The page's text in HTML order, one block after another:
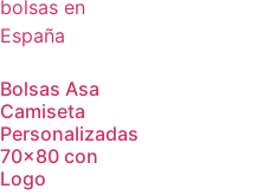
Bolsas Asa
Camiseta
Personalizadas
70×80 con
Logo